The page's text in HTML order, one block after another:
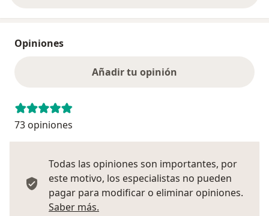
Opiniones
Añadir tu opinión
73 opiniones
Todas las opiniones son importantes, por
este motivo, los especialistas no pueden
pagar para modificar o eliminar opiniones.
Saber más.